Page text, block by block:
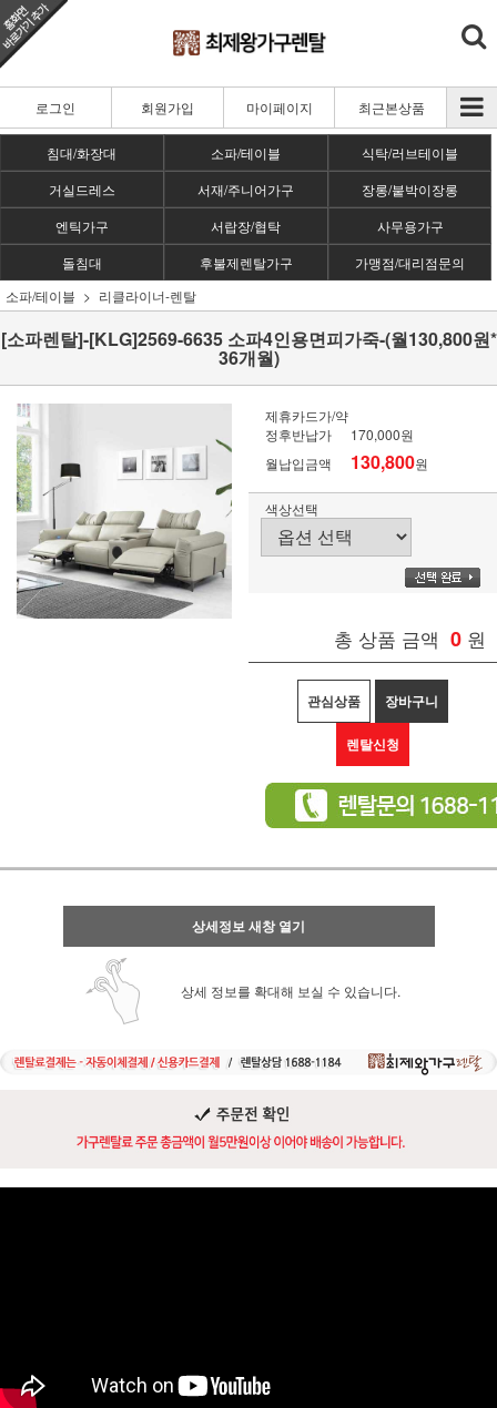
로그인 회원가입 마이페이지 최근본상품
침대/화장대 소파/테이블
식탁/러브테이블
거실드레스
서재/주니어가구
장롱/붙박이장롱
엔틱가구
서랍장/협탁
사무용가구
돌침대
후불제렌탈가구
가맹점/대리점문의
소파/테이블
리클라이너-렌탈
[소파렌탈]-[KLG]2569-6635 소파4인용면피가죽-(월130,800원*
36개월)
제휴카드가/약
정후반납가
170,000원
월납입금액
130,800원
색상선택
총 상품 금액 0 원
관심상품 장바구니
렌탈신청
상세정보 새창 열기
상세 정보를 확대해 보실 수 있습니다.